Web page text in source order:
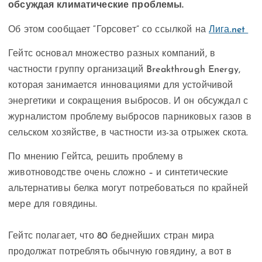
обсуждая климатические проблемы.
Об этом сообщает “Горсовет” со ссылкой на Лига.net
Гейтс основал множество разных компаний, в
частности группу организаций Breakthrough Energy,
которая занимается инновациями для устойчивой
энергетики и сокращения выбросов. И он обсуждал с
журналистом проблему выбросов парниковых газов в
сельском хозяйстве, в частности из-за отрыжек скота.
По мнению Гейтса, решить проблему в
животноводстве очень сложно – и синтетические
альтернативы белка могут потребоваться по крайней
мере для говядины.
Гейтс полагает, что 80 беднейших стран мира
продолжат потреблять обычную говядину, а вот в